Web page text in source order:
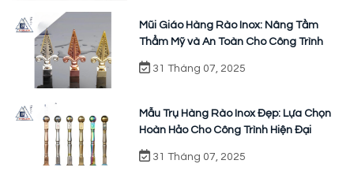
Mũi Giáo Hàng Rào Inox: Nâng Tầm
Thẩm Mỹ và An Toàn Cho Công Trình
31 Tháng 07, 2025
Mẫu Trụ Hàng Rào Inox Đẹp: Lựa Chọn
Hoàn Hảo Cho Công Trình Hiện Đại
31 Tháng 07, 2025